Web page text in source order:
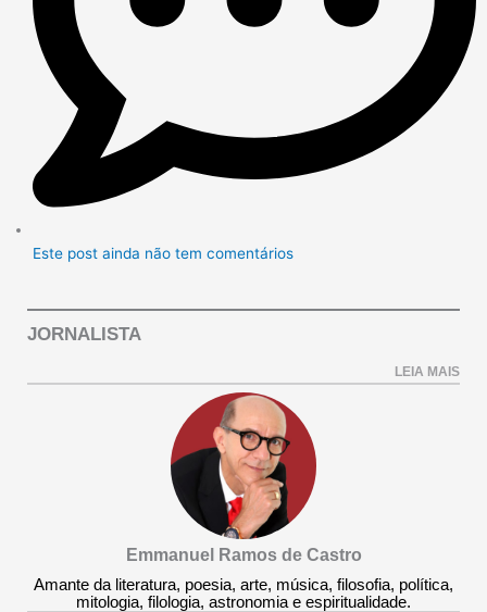
Este post ainda não tem comentários
JORNALISTA
LEIA MAIS
Emmanuel Ramos de Castro
Amante da literatura, poesia, arte, música, filosofia, política,
mitologia, filologia, astronomia e espiritualidade.